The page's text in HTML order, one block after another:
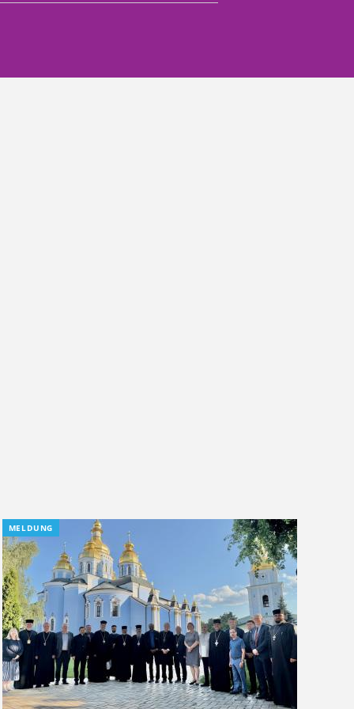
MELDUNG